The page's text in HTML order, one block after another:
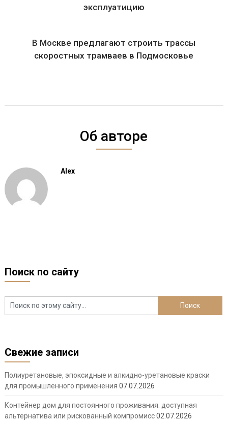
эксплуатицию
В Москве предлагают строить трассы
скоростных трамваев в Подмосковье
Об авторе
Alex
Поиск по сайту
Свежие записи
Полиуретановые, эпоксидные и алкидно-уретановые краски
для промышленного применения 07.07.2026
Контейнер дом для постоянного проживания: доступная
альтернатива или рискованный компромисс02.07.2026